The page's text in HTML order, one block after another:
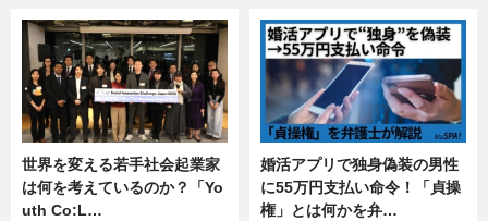
世界を変える若手社会起業家
は何を考えているのか？「Yo
uth Co:L…
婚活アプリで独身偽装の男性
に55万円支払い命令！「貞操
権」とは何かを弁…